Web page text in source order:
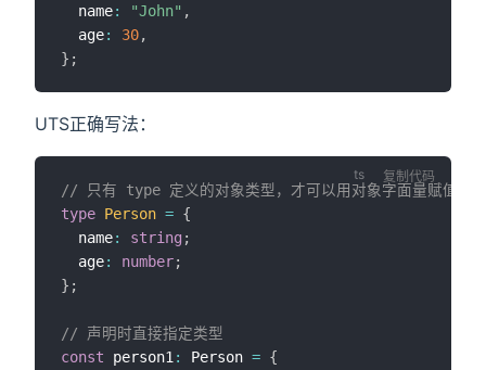
  name
: "John" ,
  age
: 30,
} ;
UTS正确写法：
// 只有 type 定义的对象类型，才可以用对象字面量赋值
type Person = {
  name
: string ;
  age
: number;
} ;
// 声明时直接指定类型
const person1 : Person = {
复制代码